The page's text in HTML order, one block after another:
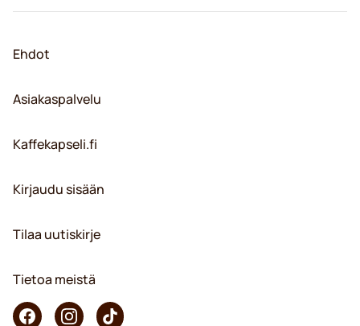
Ehdot
Asiakaspalvelu
Kaffekapseli.fi
Kirjaudu sisään
Tilaa uutiskirje
Tietoa meistä